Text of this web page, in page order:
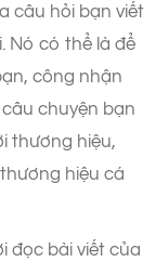
câu hỏi bạn viết
Nó có thể là để
công nhận
chuyện bạn
thương hiệu,
hiệu cá
đọc bài viết của